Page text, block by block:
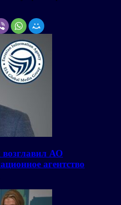
возглавил АО
агентство